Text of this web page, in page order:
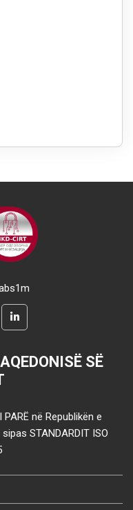
SË
PARË në Republikën e
STANDARDIT ISO